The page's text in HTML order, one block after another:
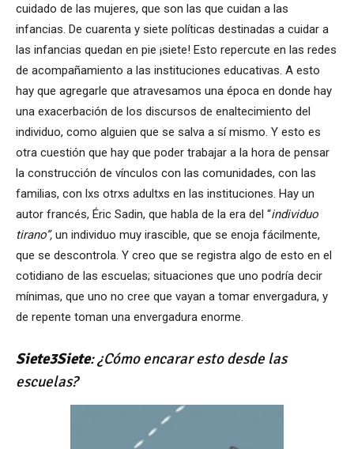
cuidado de las mujeres, que son las que cuidan a las
infancias. De cuarenta y siete políticas destinadas a cuidar a
las infancias quedan en pie ¡siete! Esto repercute en las redes
de acompañamiento a las instituciones educativas. A esto
hay que agregarle que atravesamos una época en donde hay
una exacerbación de los discursos de enaltecimiento del
individuo, como alguien que se salva a sí mismo. Y esto es
otra cuestión que hay que poder trabajar a la hora de pensar
la construcción de vínculos con las comunidades, con las
familias, con lxs otrxs adultxs en las instituciones. Hay un
autor francés, Éric Sadin, que habla de la era del “individuo
tirano”, un individuo muy irascible, que se enoja fácilmente,
que se descontrola. Y creo que se registra algo de esto en el
cotidiano de las escuelas; situaciones que uno podría decir
mínimas, que uno no cree que vayan a tomar envergadura, y
de repente toman una envergadura enorme.
Siete3Siete: ¿Cómo encarar esto desde las
escuelas?